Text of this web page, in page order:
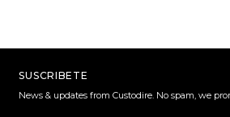
SUSCRIBETE
News & updates from Custodire. No spam, we